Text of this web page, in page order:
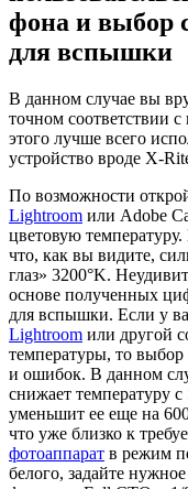
фона и выбор
для вспышки
В данном случае вы
точном соответствии
этого лучше всего
устройство вроде X-
По возможности
Lightroom или Adobe
цветовую
что, как вы видите,
глаз» 3200°K.
основе полученных
для вспышки. Если у
Lightroom или другой
температуры, то выбор
и ошибок. В данном
снижает температуру
уменьшит ее еще на
что уже близко к
фотоаппарат в режим
белого, задайте